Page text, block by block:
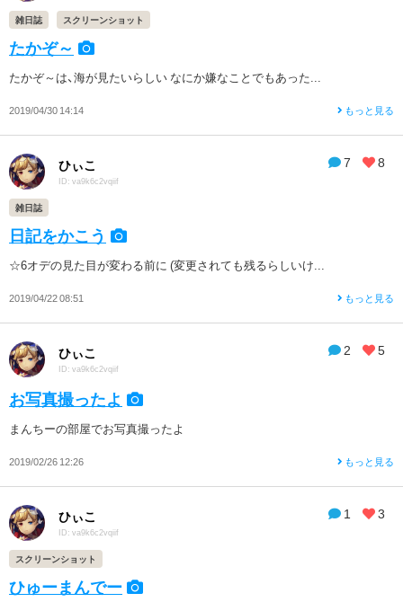
雑日誌 スクリーンショット
たかぞ～
たかぞ～は、海が見たいらしい なにか嫌なことでもあった...
2019/04/30 14:14 もっと見る
7 8
ひぃこ
ID: va9k6c2vqiif
雑日誌
日記をかこう
☆6オデの見た目が変わる前に (変更されても残るらしいけ...
2019/04/22 08:51 もっと見る
2 5
ひぃこ
ID: va9k6c2vqiif
お写真撮ったよ
まんちーの部屋でお写真撮ったよ
2019/02/26 12:26 もっと見る
1 3
ひぃこ
ID: va9k6c2vqiif
スクリーンショット
ひゅーまんでー